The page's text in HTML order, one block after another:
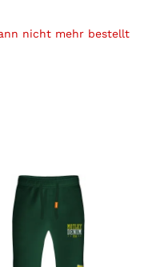
nicht mehr bestellt